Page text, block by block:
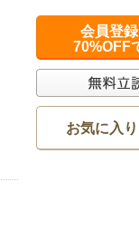
会員登
70%OFF
お気に入